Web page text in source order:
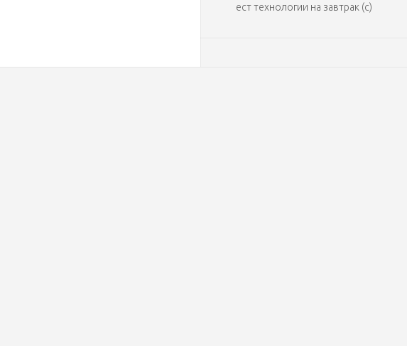
ест технологии на завтрак (с)